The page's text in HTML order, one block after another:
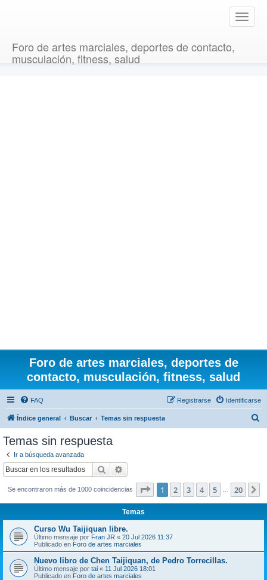
T
o
Foro de artes marciales, deportes de contacto,
musculación, fitness, salud
Foro de artes marciales, deportes de
contacto, musculación, fitness, salud
FAQ Identificarse
Registrarse
Índice general Buscar Temas sin respuesta
Temas sin respuesta
Ir a búsqueda avanzada
Buscar
Se encontraron más de 1000 coincidencias Página de 20
1 2 3 4 5 20
Temas
Curso Wu Taijiquan libre.
Último mensaje por Fran JR « 20 Jul 2026 11:37
Publicado en Foro de artes marciales
Nuevo libro de Chen Taijiquan, de Pedro Torrecillas.
Último mensaje por tai « 11 Jul 2026 18:01
Publicado en Foro de artes marciales